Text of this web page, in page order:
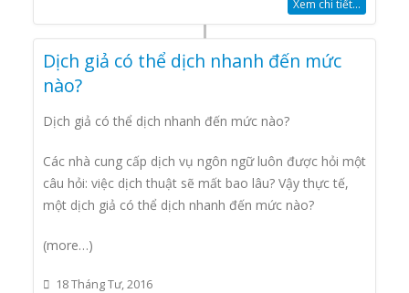
Xem chi tiết...
Dịch giả có thể dịch nhanh đến mức
nào?
Dịch giả có thể dịch nhanh đến mức nào?
Các nhà cung cấp dịch vụ ngôn ngữ luôn được hỏi một
câu hỏi: việc dịch thuật sẽ mất bao lâu? Vậy thực tế,
một dịch giả có thể dịch nhanh đến mức nào?
(more…)
18 Tháng Tư, 2016